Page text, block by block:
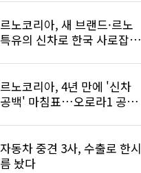
르노코리아, 새 브랜드·르노
특유의 신차로 한국 사로잡는
르노코리아, 4년 만에 '신차
공백' 마침표…오로라1 공개
자동차 중견 3사, 수출로 한시
름 놨다